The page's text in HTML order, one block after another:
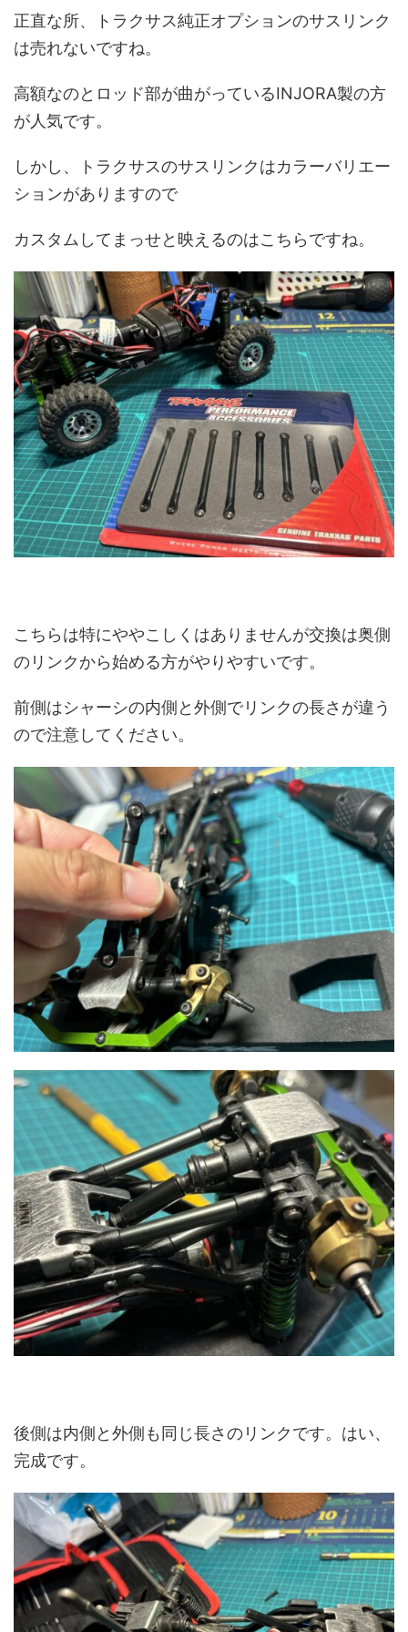
正直な所、トラクサス純正オプションのサスリンク
は売れないですね。
高額なのとロッド部が曲がっているINJORA製の方
が人気です。
しかし、トラクサスのサスリンクはカラーバリエー
ションがありますので
カスタムしてまっせと映えるのはこちらですね。
こちらは特にややこしくはありませんが交換は奥側
のリンクから始める方がやりやすいです。
前側はシャーシの内側と外側でリンクの長さが違う
ので注意してください。
後側は内側と外側も同じ長さのリンクです。はい、
完成です。